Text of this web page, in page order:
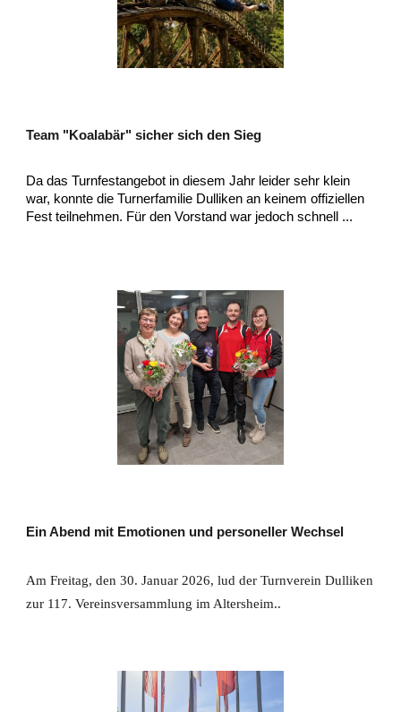
Team "Koalabär" sicher sich den Sieg
Da das Turnfestangebot in diesem Jahr leider sehr klein
war, konnte die Turnerfamilie Dulliken an keinem offiziellen
Fest teilnehmen. Für den Vorstand war jedoch schnell ...
Ein Abend mit Emotionen und personeller Wechsel
Am Freitag, den 30. Januar 2026, lud der Turnverein Dulliken
zur 117. Vereinsversammlung im Altersheim..